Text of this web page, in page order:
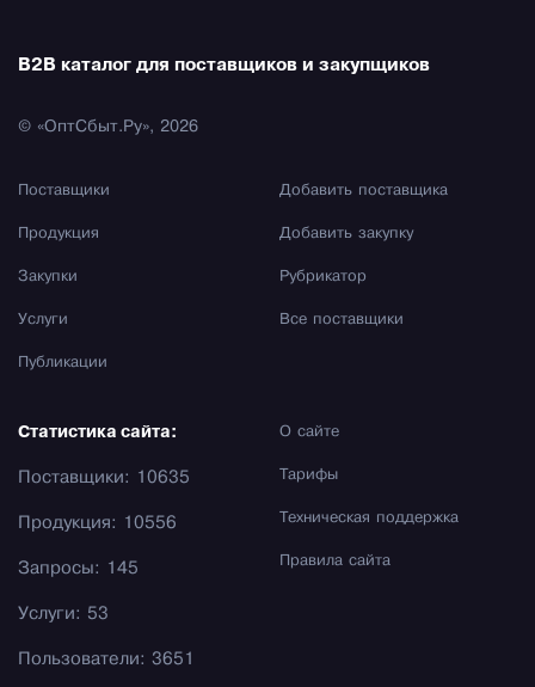
B2B каталог для поставщиков и закупщиков
© «ОптСбыт.Ру», 2026
Поставщики
Продукция
Закупки
Услуги
Публикации
Добавить поставщика
Добавить закупку
Рубрикатор
Все поставщики
О сайте
Тарифы
Техническая поддержка
Правила сайта
Статистика сайта:
Поставщики: 10635
Продукция: 10556
Запросы: 145
Услуги: 53
Пользователи: 3651